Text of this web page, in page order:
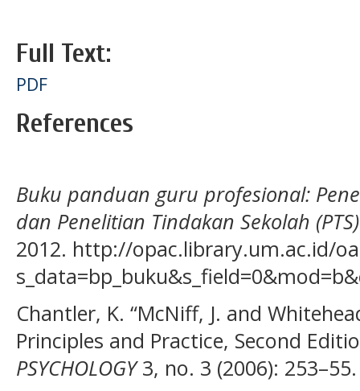
Full Text:
PDF
References
Buku panduan guru profesional:
dan Penelitian Tindakan Sekolah
2012. http://opac.library.um.ac.id/
Chantler, K. “McNiff, J. and
Principles and Practice, Second
PSYCHOLOGY3, no. 3 (2006): 253–55.